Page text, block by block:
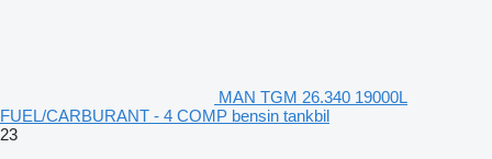
MAN TGM 26.340 19000L
FUEL/CARBURANT - 4 COMP bensin tankbil
23